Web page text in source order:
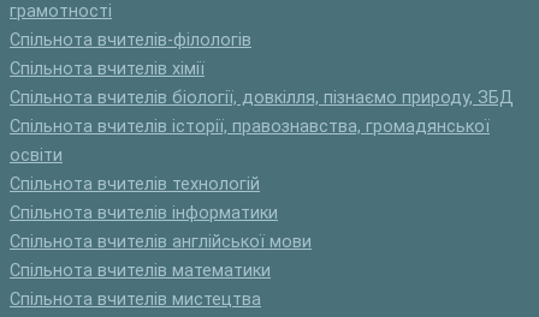
грамотності
Спільнота вчителів-філологів
Спільнота вчителів хімії
Спільнота вчителів біології, довкілля, пізнаємо природу, ЗБД
Спільнота вчителів історії, правознавства, громадянської
освіти
Спільнота вчителів технологій
Спільнота вчителів інформатики
Спільнота вчителів англійської мови
Спільнота вчителів математики
Спільнота вчителів мистецтва